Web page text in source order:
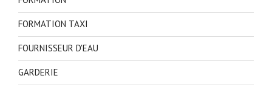
FORMATION TAXI
FOURNISSEUR D'EAU
GARDERIE